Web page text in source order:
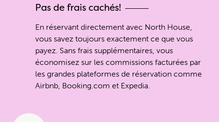
Pas de frais cachés!
En réservant directement avec North House,
vous savez toujours exactement ce que vous
payez. Sans frais supplémentaires, vous
économisez sur les commissions facturées par
les grandes plateformes de réservation comme
Airbnb, Booking.com et Expedia.